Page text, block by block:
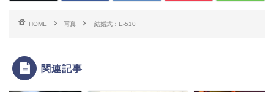
HOME 写真 結婚式：E-510
関連記事